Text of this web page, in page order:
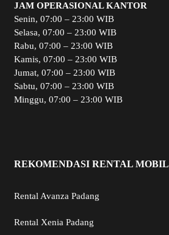
JAM OPERASIONAL KANTOR
Senin, 07:00 – 23:00 WIB
Selasa, 07:00 – 23:00 WIB
Rabu, 07:00 – 23:00 WIB
Kamis, 07:00 – 23:00 WIB
Jumat, 07:00 – 23:00 WIB
Sabtu, 07:00 – 23:00 WIB
Minggu, 07:00 – 23:00 WIB
REKOMENDASI RENTAL MOBIL
Rental Avanza Padang
Rental Xenia Padang